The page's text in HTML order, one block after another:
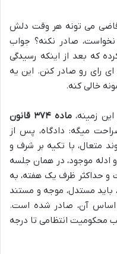
قاضی می تونه هر وقت دلش
صادر نکنه؟ جواب
که بعد از اینکه رسیدگی
رای رو صادر کنن. این یه
خالی کنه.
زمینه،
ماده ۳۷۴ قانون
میگه: دادگاه، پس از
متعال، با تکیه بر شرف و
ادله موجود، در همان جلسه
و حداکثر ظرف یک هفته، به
باید مستدل، موجه و مستند
اساس آن، صادر شده است.
محکومیت انتظامی تا درجه